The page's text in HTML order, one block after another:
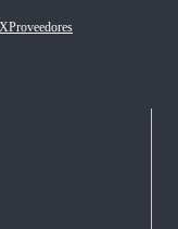
Proveedores